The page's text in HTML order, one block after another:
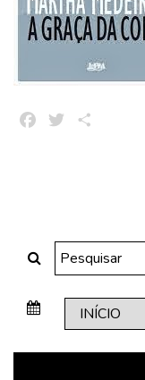
FacebookTwitter